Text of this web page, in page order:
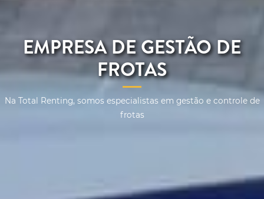
EMPRESA DE GESTÃO DE
FROTAS
Na Total Renting, somos especialistas em gestão e controle de
frotas